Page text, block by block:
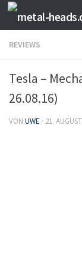
Zum Inhalt
REVIEWS
Tesla –
26.08.16)
VON UWE · 21.